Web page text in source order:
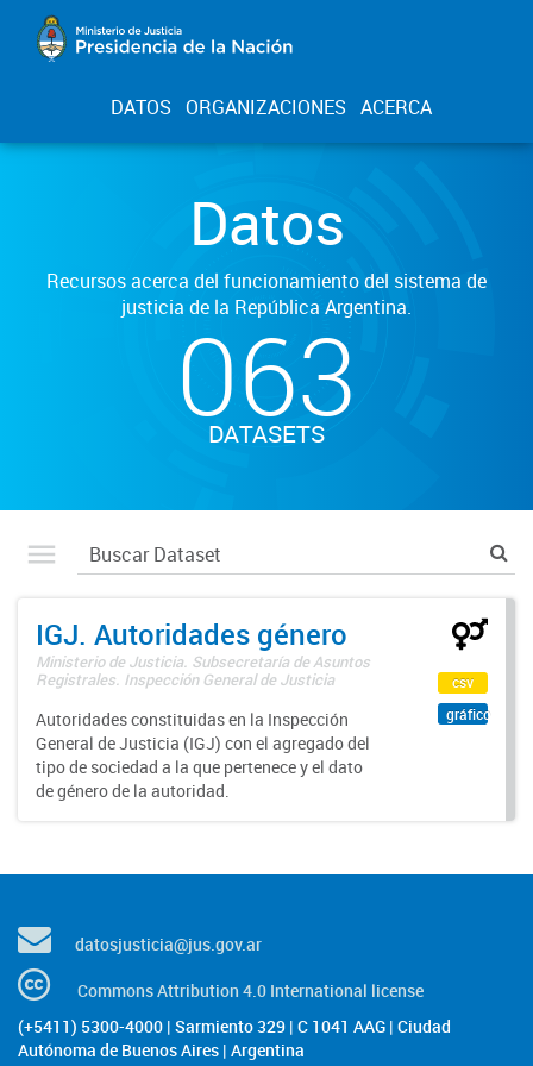
DATOS ORGANIZACIONES ACERCA
Datos
Recursos acerca del funcionamiento del sistema de
justicia de la República Argentina.
063
DATASETS
IGJ. Autoridades género
Ministerio de Justicia. Subsecretaría de Asuntos
Registrales. Inspección General de Justicia
Autoridades constituidas en la Inspección
General de Justicia (IGJ) con el agregado del
tipo de sociedad a la que pertenece y el dato
de género de la autoridad.
csv
gráfico
datosjusticia@jus.gov.ar
Commons Attribution 4.0 International license
(+5411) 5300-4000 | Sarmiento 329 | C 1041 AAG | Ciudad
Autónoma de Buenos Aires | Argentina